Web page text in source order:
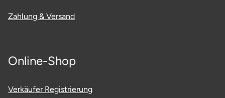
Zahlung & Versand
Online-Shop
Verkäufer Registrierung
Osnabrück